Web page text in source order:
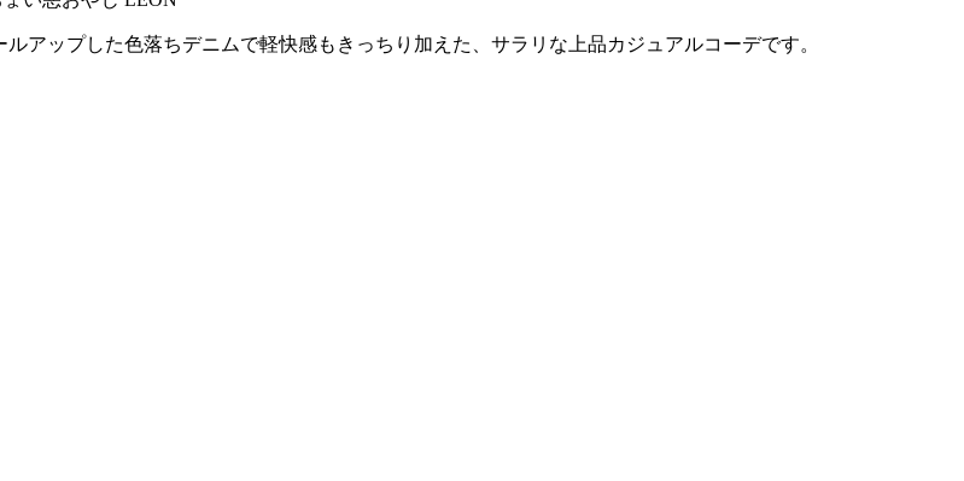
ップした色落ちデニムで軽快感もきっちり加えた、サラリな上品カジュアルコーデです。